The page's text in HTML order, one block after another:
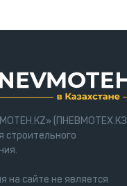
(ПНЕВМОТЕХ.КЗ)
строительного
на сайте не является